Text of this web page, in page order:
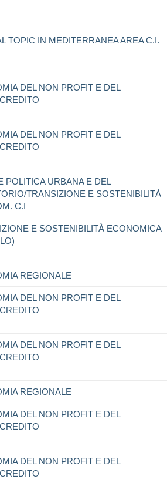
TOPIC IN MEDITERRANEA AREA C.I.
DEL NON PROFIT E DEL
DEL NON PROFIT E DEL
POLITICA URBANA E DEL
TRANSIZIONE E SOSTENIBILITÀ
C.I
E SOSTENIBILITÀ ECONOMICA
REGIONALE
DEL NON PROFIT E DEL
DEL NON PROFIT E DEL
REGIONALE
DEL NON PROFIT E DEL
DEL NON PROFIT E DEL